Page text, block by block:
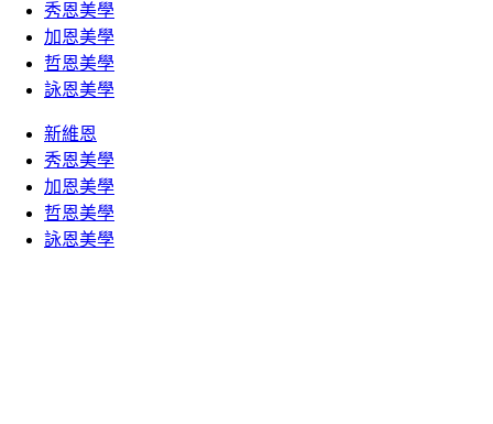
秀恩美學
加恩美學
哲恩美學
詠恩美學
新維恩
秀恩美學
加恩美學
哲恩美學
詠恩美學